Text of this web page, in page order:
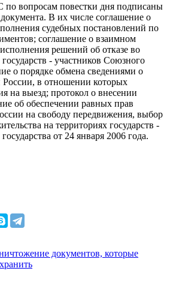
вопросам повестки дня подписаны
В их числе соглашение о
судебных постановлений по
соглашение о взаимном
решений об отказе во
- участников Союзного
о порядке обмена сведениями о
России, в отношении которых
на выезд; протокол о внесении
об обеспечении равных прав
на свободу передвижения, выбор
на территориях государств -
от 24 января 2006 года.
документов, которые